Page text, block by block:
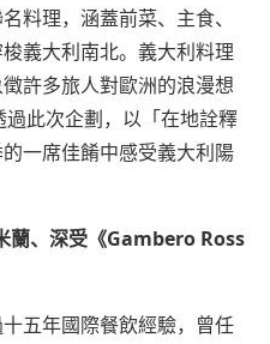
料理，涵蓋前菜、主食、
義大利南北。義大利料理
許多旅人對歐洲的浪漫想
過此次企劃，以「在地詮釋
一席佳餚中感受義大利陽
、深受《Gambero Ross
五年國際餐飲經驗，曾任